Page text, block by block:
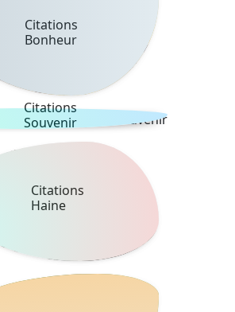
Citations
Bonheur
Citations
Souvenir
Citations
Haine